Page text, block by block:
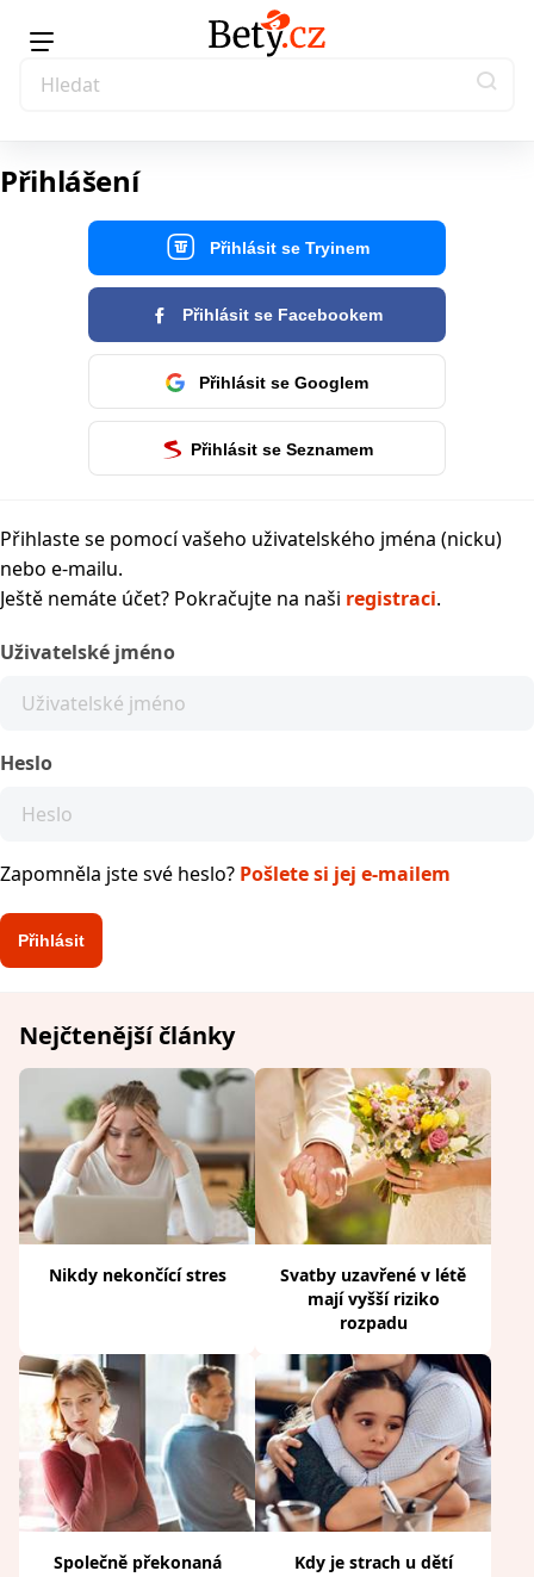
Přihlášení
Přihlásit se Tryinem
Přihlásit se Facebookem
Přihlásit se Googlem
Přihlásit se Seznamem
Přihlaste se pomocí vašeho uživatelského jména (nicku)
nebo e-mailu.
Ještě nemáte účet? Pokračujte na naši registraci.
Uživatelské jméno
Heslo
Zapomněla jste své heslo? Pošlete si jej e-mailem
Nejčtenější články
Nikdy nekončící stres
Svatby uzavřené v létě
mají vyšší riziko
rozpadu
Společně překonaná
Kdy je strach u dětí